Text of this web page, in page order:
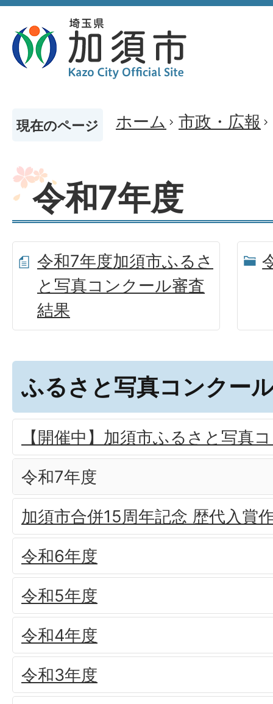
現在のページ ホーム 市政・広報
令和7年度
令和7年度加須市ふるさ
と写真コンクール審査
結果
ふるさと写真コンクー
【開催中】加須市ふるさと写真
令和7年度
加須市合併15周年記念 歴代入賞
令和6年度
令和5年度
令和4年度
令和3年度